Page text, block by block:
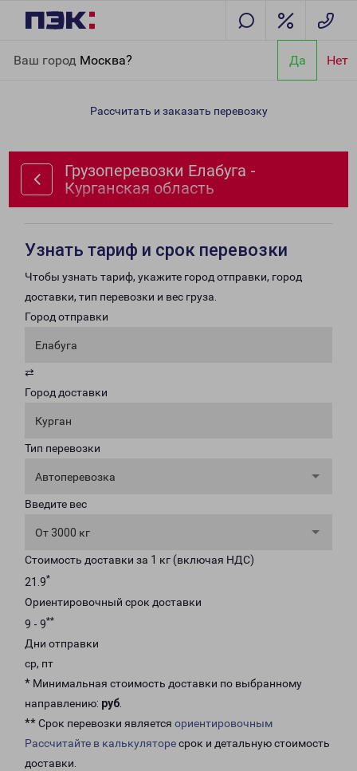
Ваш город Москва? Да Нет
область
Рассчитать и заказать перевозку
Грузоперевозки Елабуга -
Курганская область
Узнать тариф и срок перевозки
Чтобы узнать тариф, укажите город отправки, город
доставки, тип перевозки и вес груза.
Город отправки
Елабуга
⇄
Город доставки
Курган
Тип перевозки
Автоперевозка
Введите вес
От 3000 кг
Стоимость доставки за 1 кг (включая НДС)
21.9*
Ориентировочный срок доставки
9 - 9**
Дни отправки
ср, пт
* Минимальная стоимость доставки по выбранному
направлению: руб.
** Срок перевозки является ориентировочным
Рассчитайте в калькуляторесрок и детальную стоимость
доставки.